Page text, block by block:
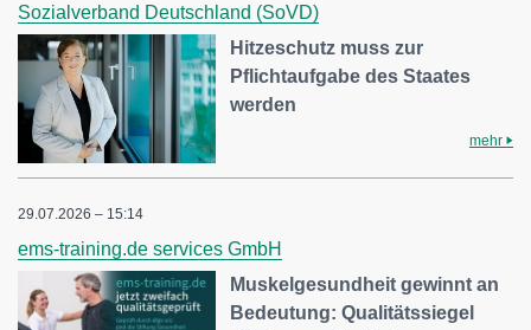
Sozialverband Deutschland (SoVD)
Hitzeschutz muss zur
Pflichtaufgabe des Staates
werden
mehr
29.07.2026 – 15:14
ems-training.de services GmbH
Muskelgesundheit gewinnt an
Bedeutung: Qualitätssiegel